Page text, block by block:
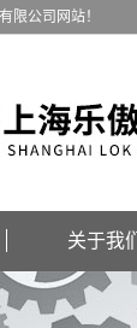
限公司网站！
关于我们